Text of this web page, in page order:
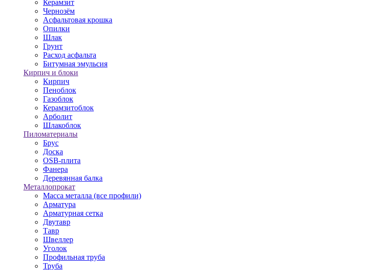
Керамзит
Чернозём
Асфальтовая крошка
Опилки
Шлак
Грунт
Расход асфальта
Битумная эмульсия
Кирпич и блоки
Кирпич
Пеноблок
Газоблок
Керамзитоблок
Арболит
Шлакоблок
Пиломатериалы
Брус
Доска
OSB-плита
Фанера
Деревянная балка
Металлопрокат
Масса металла (все профили)
Арматура
Арматурная сетка
Двутавр
Тавр
Швеллер
Уголок
Профильная труба
Труба